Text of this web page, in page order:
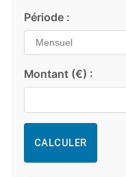
Période :
Montant (€) :
CALCULER